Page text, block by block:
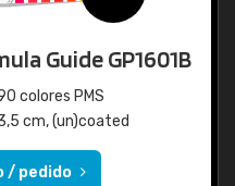
Guide GP1601B
colores PMS
cm, (un)coated
/ pedido